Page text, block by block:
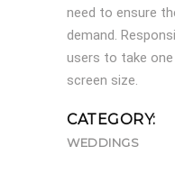
need to ensure
demand.
users to take
screen size.
CATEGORY:
WEDDINGS